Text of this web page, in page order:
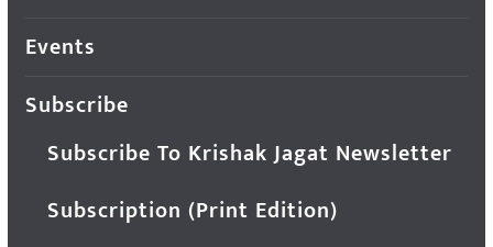
Events
Subscribe
Subscribe To Krishak Jagat Newsletter
Subscription (Print Edition)